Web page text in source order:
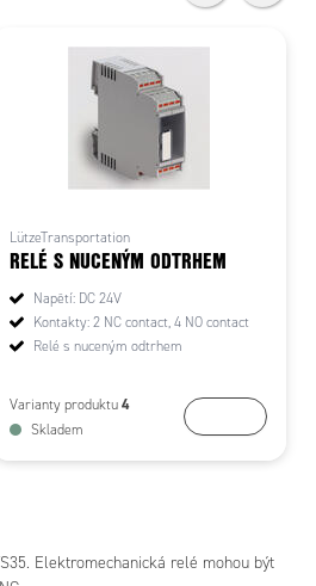
LützeTransportation
RELÉ S NUCENÝM ODTRHEM
Napětí: DC 24V
Kontakty: 2 NC contact, 4 NO contact
Relé s nuceným odtrhem
Varianty produktu4
Skladem
Elektromechanická relé mohou být